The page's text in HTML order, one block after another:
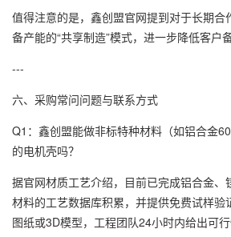
值得注意的是，鑫创盟官网提到对于长期合
备产能的“共享制造”模式，进一步降低客户
---
六、采购常问问题与联系方式
Q1：鑫创盟能做非标特种材料（如铝合金
的电机壳吗？
据官网材质工艺介绍，目前已完成铝合金、
材料的工艺数据库积累，并提供免费试样验
图纸或3D模型，工程团队24小时内给出可行